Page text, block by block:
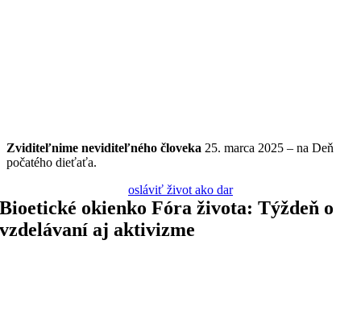
Zviditeľnime neviditeľného človeka 25. marca 2025 – na Deň
počatého dieťaťa.
osláviť život ako dar
Bioetické okienko Fóra života: Týždeň o
vzdelávaní aj aktivizme